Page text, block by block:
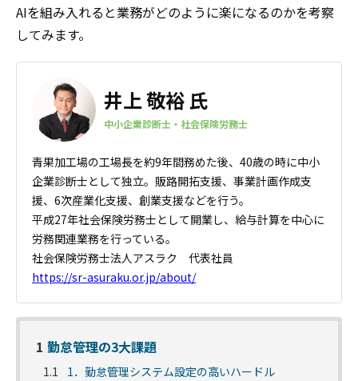
AIを組み入れると業務がどのように楽になるのかを考察
してみます。
井上 敬裕 氏
中小企業診断士・社会保険労務士
青果加工場の工場長を約9年間務めた後、40歳の時に中小
企業診断士として独立。販路開拓支援、事業計画作成支
援、6次産業化支援、 創業支援などを行う。
平成27年社会保険労務士として開業し、給与計算を中心に
労務関連業務を行っている。
社会保険労務士法人アスラク 代表社員
https://sr-asuraku.or.jp/about/
1 勤怠管理の3大課題
1.1
1．勤怠管理システム設定の高いハードル